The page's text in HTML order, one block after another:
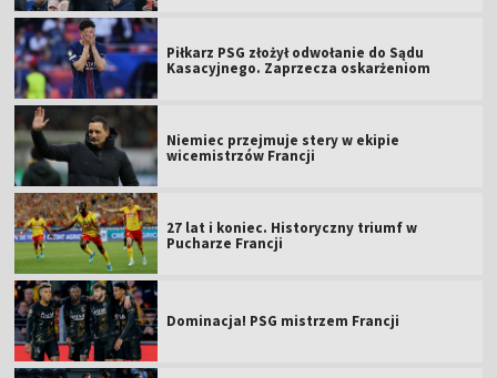
Piłkarz PSG złożył odwołanie do Sądu
Kasacyjnego. Zaprzecza oskarżeniom
Niemiec przejmuje stery w ekipie
wicemistrzów Francji
27 lat i koniec. Historyczny triumf w
Pucharze Francji
Dominacja! PSG mistrzem Francji